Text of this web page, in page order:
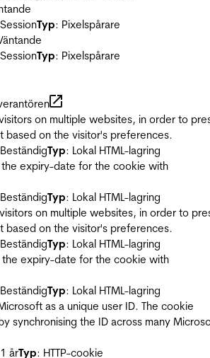
Typ: Pixelspårare
Typ: Pixelspårare
on multiple websites, in order to
based on the visitor's preferences.
Typ: Lokal HTML-lagring
the expiry-date for the cookie with
Typ: Lokal HTML-lagring
on multiple websites, in order to
based on the visitor's preferences.
Typ: Lokal HTML-lagring
the expiry-date for the cookie with
Typ: Lokal HTML-lagring
as a unique user ID. The cookie
synchronising the ID across many
årTyp: HTTP-cookie